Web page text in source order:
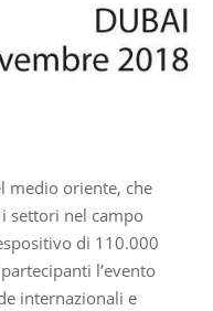
medio oriente, che
settori nel campo
di 110.000
l’evento
internazionali e